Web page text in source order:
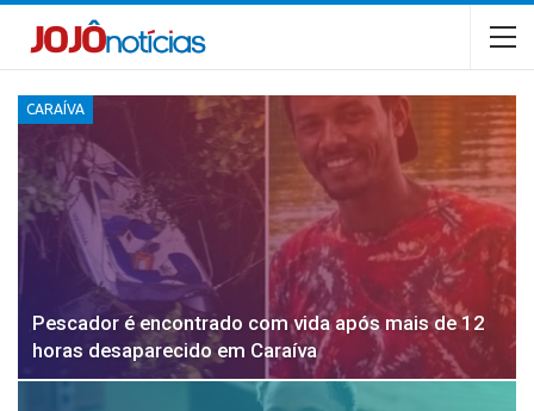
CARAÍVA
Pescador é encontrado com vida após mais de 12
horas desaparecido em Caraíva